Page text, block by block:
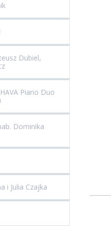
Dubiel,
Piano Duo
Dominika
i Julia Czajka